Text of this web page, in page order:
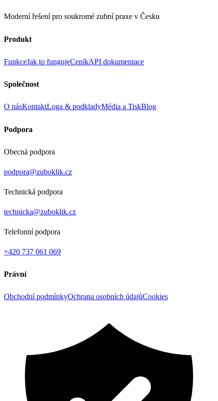
Moderní řešení pro soukromé zubní praxe v Česku
Produkt
FunkceJak to fungujeCeníkAPI dokumentace
Společnost
O násKontaktLoga & podkladyMédia a TiskBlog
Podpora
Obecná podpora
podpora@zuboklik.cz
Technická podpora
technicka@zuboklik.cz
Telefonní podpora
+420 737 061 069
Právní
Obchodní podmínkyOchrana osobních údajůCookies